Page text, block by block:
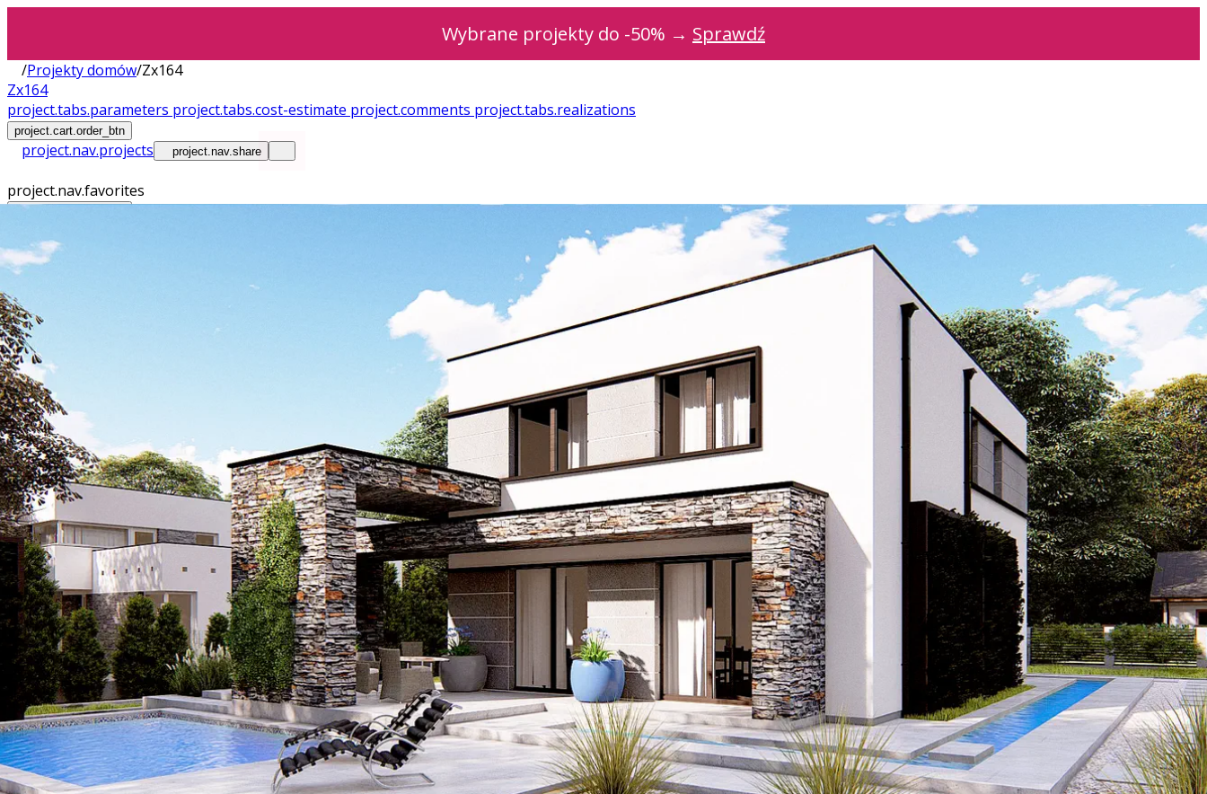
Wybrane projekty do -50% → Sprawdź
/Projekty domów/Zx164
Zx164
project.tabs.parameters project.tabs.cost-estimate project.comments project.tabs.realizations
project.cart.order_btn
project.nav.projects project.nav.share
project.nav.favorites